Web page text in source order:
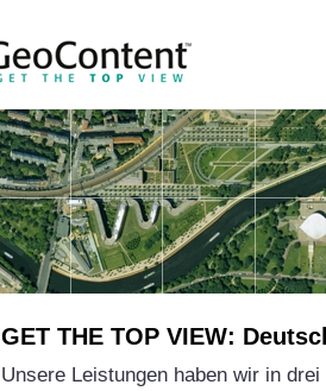
GET THE TOP VIEW:
Unsere Leistungen haben wir in